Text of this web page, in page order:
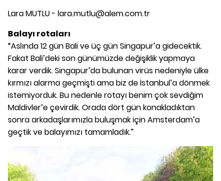
Lara MUTLU - lara.mutlu@alem.com.tr
Balayı rotaları
“Aslında 12 gün Bali ve üç gün Singapur’a gidecektik.
Fakat Bali’deki son günümüzde değişiklik yapmaya
karar verdik. Singapur’da bulunan virüs nedeniyle ülke
kırmızı alarma geçmişti ama biz de İstanbul’a dönmek
istemiyorduk. Bu nedenle rotayı benim çok sevdiğim
Maldivler’e çevirdik. Orada dört gün konakladıktan
sonra arkadaşlarımızla buluşmak için Amsterdam’a
geçtik ve balayımızı tamamladık.”